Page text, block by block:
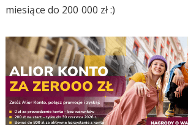
miesiące do 200 000 zł :)